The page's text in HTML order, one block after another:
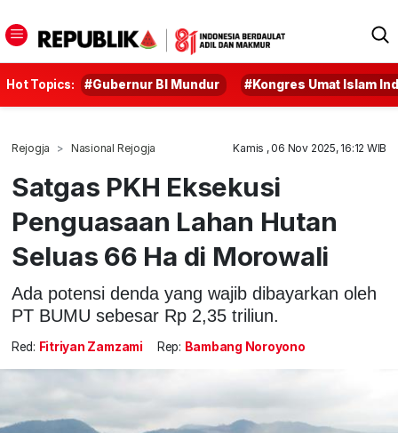
Hot Topics: #Gubernur BI Mundur #Kongres Umat Islam
Rejogja Nasional Rejogja Kamis , 06 Nov 2025, 16:12 WIB
Satgas PKH Eksekusi
Penguasaan Lahan Hutan
Seluas 66 Ha di Morowali
Ada potensi denda yang wajib dibayarkan oleh
PT BUMU sebesar Rp 2,35 triliun.
Red: Fitriyan Zamzami Rep: Bambang Noroyono